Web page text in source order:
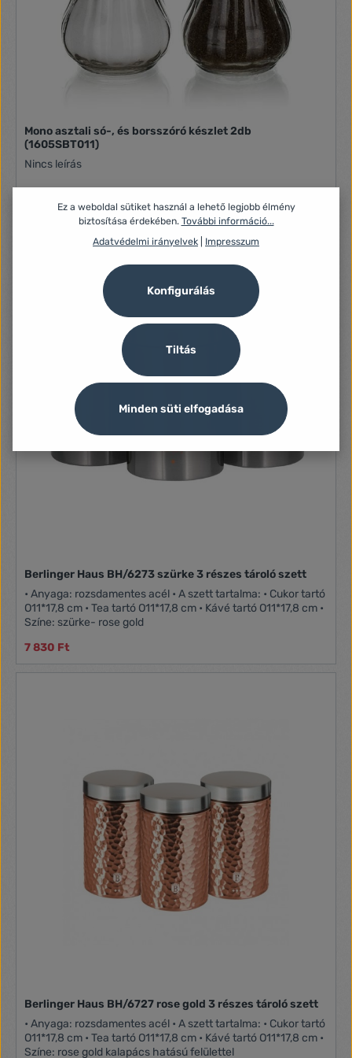
helytakarékos megoldást is nyújtanak a konyhádban. Forgó
fűszertartó Az állványon elhelyezett fűszertartók könnyedén
forognak, így a megfelelő fűszert mindig könnyen elérheted.
Mono asztali só-, és borsszóró készlet 2db
(1605SBT011)
Nincs leírás
Berlinger Haus BH/6273 szürke 3 részes tároló szett
• Anyaga: rozsdamentes acél • A szett tartalma: • Cukor tartó
O11*17,8 cm • Tea tartó O11*17,8 cm • Kávé tartó O11*17,8 cm •
Színe: szürke- rose gold
7 830 Ft
Berlinger Haus BH/6727 rose gold 3 részes tároló szett
• Anyaga: rozsdamentes acél • A szett tartalma: • Cukor tartó
O11*17,8 cm • Tea tartó O11*17,8 cm • Kávé tartó O11*17,8 cm •
Színe: rose gold kalapács hatású felülettel
Ez a weboldal sütiket használ a lehető legjobb élmény
biztosítása érdekében. További információ...
Adatvédelmi irányelvek
Impresszum
Tiltás
Konfigurálás
Minden süti elfogadása